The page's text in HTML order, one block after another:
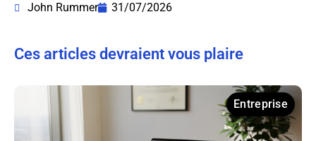
John Rummer
31/07/2026
Ces articles devraient vous plaire
Entreprise